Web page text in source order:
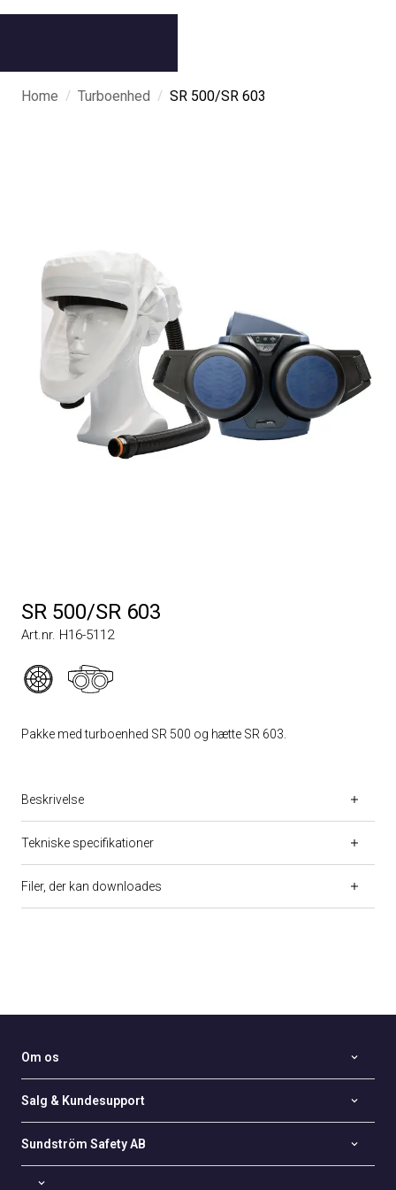
Home / Turboenhed / SR 500/SR 603
SR 500/SR 603
Art.nr. H16-5112
Pakke med turboenhed SR 500 og hætte SR 603.
Beskrivelse
Tekniske specifikationer
Filer, der kan downloades
Om os
Salg & Kundesupport
Sundström Safety AB